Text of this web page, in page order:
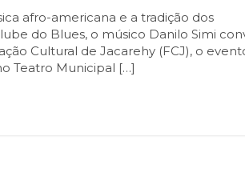
afro-americana e a tradição dos
do Blues, o músico Danilo Simi
Cultural de Jacarehy (FCJ), o
Teatro Municipal […]